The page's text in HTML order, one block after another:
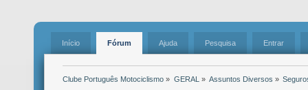
Início Fórum Ajuda Pesquisa Entrar
Clube Português Motociclismo » GERAL» Assuntos Diversos »